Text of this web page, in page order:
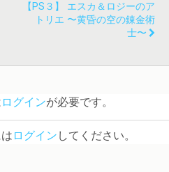
【PS３】 エスカ＆ロジーのア
トリエ 〜黄昏の空の錬金術
士〜
ログインが必要です。
ログイン してください。